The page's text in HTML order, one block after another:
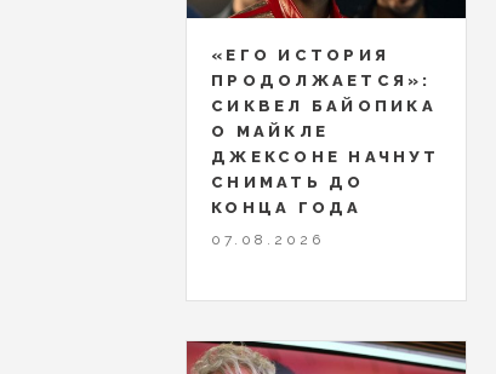
«ЕГО ИСТОРИЯ
ПРОДОЛЖАЕТСЯ»:
СИКВЕЛ БАЙОПИКА
О МАЙКЛЕ
ДЖЕКСОНЕ НАЧНУТ
СНИМАТЬ ДО
КОНЦА ГОДА
07.08.2026